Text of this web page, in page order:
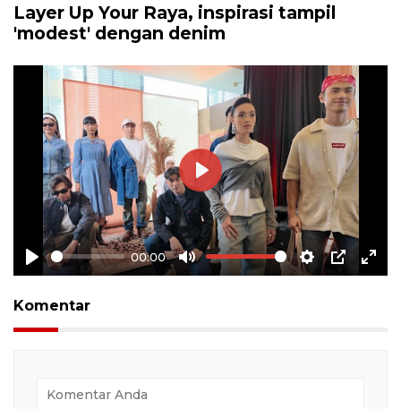
Layer Up Your Raya, inspirasi tampil
'modest' dengan denim
Play
00:00
Mute Settings
PIP
Play
Komentar